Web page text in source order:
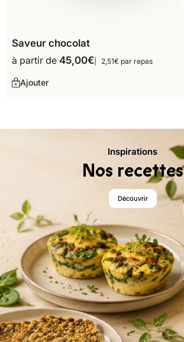
Saveur chocolat
à partir de 45,00€ 2,51€ par repas
Ajouter
Inspirations
Nos recettes
Découvrir